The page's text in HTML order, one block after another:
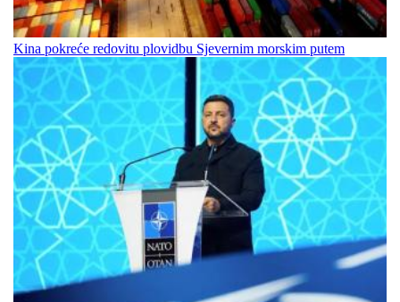
Kina pokreće redovitu plovidbu Sjevernim morskim putem